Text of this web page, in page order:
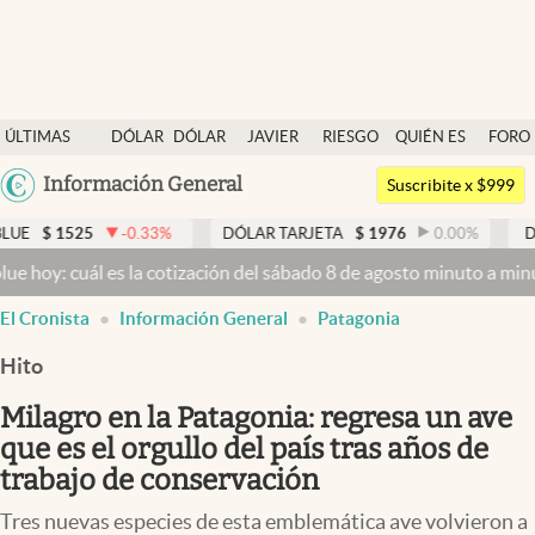
ÚLTIMAS
NOTICIAS
DÓLAR
DÓLAR
JAVIER
RIESGO
QUIÉN ES
QUIÉN
FORO
Argentina
México
Información General
Dólar
Members
Economía y Política
Finanzas y Mercados
Mercados Online
Columnistas
Otras secciones
Apertura
Suscribite x $999
% DÓLAR TARJETA $ 1976 0.00% DÓLAR MEP
cotización del sábado 8 de agosto minuto a minuto Dólar hoy y
El Cronista Información General Patagonia
Hito
Milagro en la Patagonia: regresa un ave
que es el orgullo del país tras años de
trabajo de conservación
Tres nuevas especies de esta emblemática ave volvieron a